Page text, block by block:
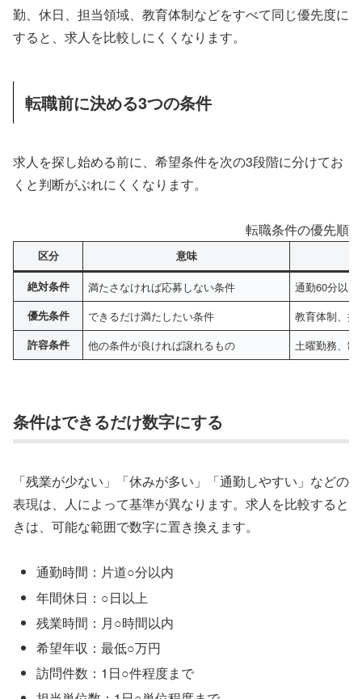
勤、休日、担当領域、教育体制などをすべて同じ優先度に
すると、求人を比較しにくくなります。
転職前に決める3つの条件
求人を探し始める前に、希望条件を次の3段階に分けてお
くと判断がぶれにくくなります。
転職条件の優先順位
区分 意味
絶対条件 満たさなければ応募しない条件 通勤60分以
優先条件 できるだけ満たしたい条件 教育体制、
許容条件 他の条件が良ければ譲れるもの 土曜勤務、
条件はできるだけ数字にする
「残業が少ない」「休みが多い」「通勤しやすい」などの
表現は、人によって基準が異なります。求人を比較すると
きは、可能な範囲で数字に置き換えます。
通勤時間：片道○分以内
年間休日：○日以上
残業時間：月○時間以内
希望年収：最低○万円
訪問件数：1日○件程度まで